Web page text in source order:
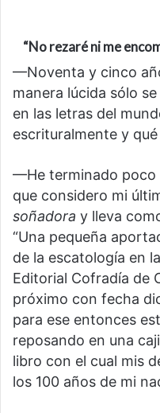
“No rezaré ni me
—Noventa y cinco
manera lúcida sólo
en las letras del
escrituralmente y
—He terminado poco
que considero mi
soñadora y lleva
“Una pequeña
de la escatología en
Editorial Cofradía de
próximo con fecha
para ese entonces
reposando en una
libro con el cual mis
los 100 años de mi